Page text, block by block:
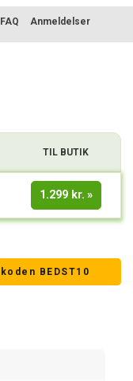
FAQ Anmeldelser
TIL BUTIK
1.299 kr.
BEDST10